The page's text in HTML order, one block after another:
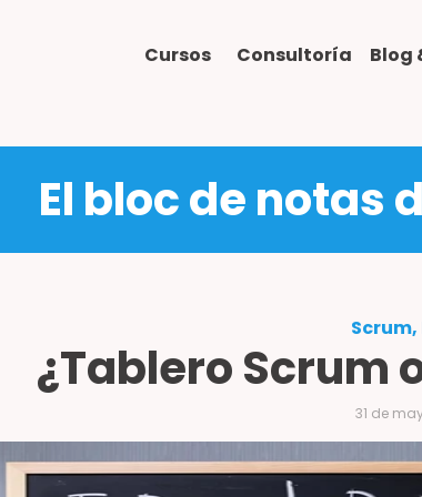
Cursos Consultoría Blog
El bloc de notas
¿Tablero Scrum
31 de